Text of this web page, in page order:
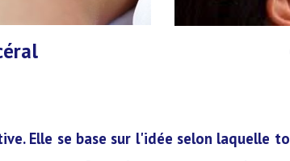
Elle se base sur l'idée selon laquelle